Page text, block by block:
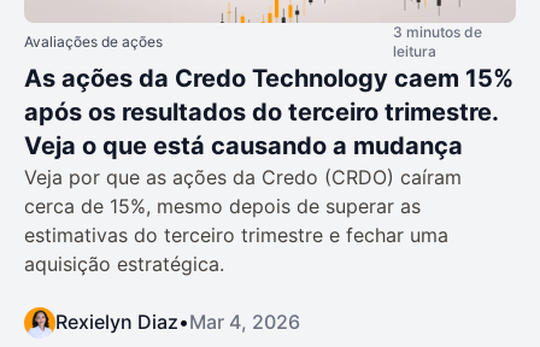
Avaliações de ações
3 minutos de
leitura
As ações da Credo Technology caem 15%
após os resultados do terceiro trimestre.
Veja o que está causando a mudança
Veja por que as ações da Credo (CRDO) caíram
cerca de 15%, mesmo depois de superar as
estimativas do terceiro trimestre e fechar uma
aquisição estratégica.
Rexielyn Diaz•Mar 4, 2026